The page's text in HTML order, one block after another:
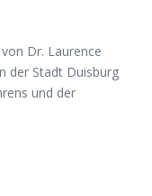
Dr. Laurence
der Stadt Duisburg
und der